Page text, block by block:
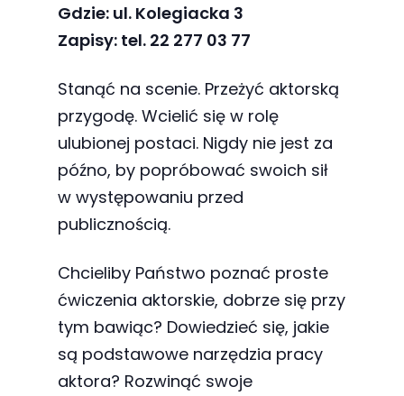
Gdzie: ul. Kolegiacka 3
Zapisy: tel. 22 277 03 77
Stanąć na scenie. Przeżyć aktorską
przygodę. Wcielić się w rolę
ulubionej postaci. Nigdy nie jest za
późno, by popróbować swoich sił
w występowaniu przed
publicznością.
Chcieliby Państwo poznać proste
ćwiczenia aktorskie, dobrze się przy
tym bawiąc? Dowiedzieć się, jakie
są podstawowe narzędzia pracy
aktora? Rozwinąć swoje
przejścia na nią.
Jeśli odrzucisz
niektóre funkcje
znikną ze strony
internetowej.
Marketing
Udostępniając
zainteresowania i
zachowania
podczas
odwiedzania naszej
strony, zwiększasz